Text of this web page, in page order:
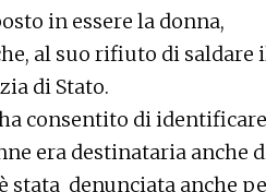
in essere la donna,
al suo rifiuto di saldare
di Stato.
consentito di identificare
era destinataria anche
stata denunciata anche